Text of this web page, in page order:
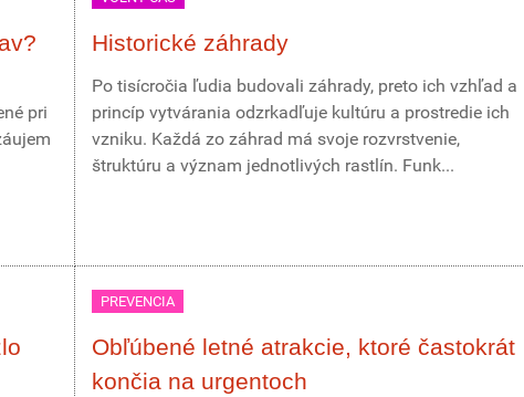
pri
Historické záhrady
Po tisícročia ľudia budovali záhrady, preto ich vzhľad a
princíp vytvárania odzrkadľuje kultúru a prostredie ich
vzniku. Každá zo záhrad má svoje rozvrstvenie,
štruktúru a význam jednotlivých rastlín. Funk...
PREVENCIA
Obľúbené letné atrakcie, ktoré častokrát
končia na urgentoch